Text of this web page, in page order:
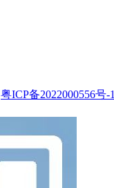
粤ICP备2022000556号-1